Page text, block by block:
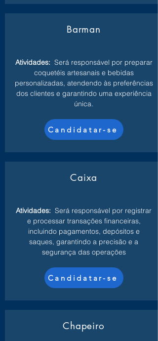
Barman
Atividades: Será responsável por preparar
coquetéis artesanais e bebidas
personalizadas, atendendo às preferências
dos clientes e garantindo uma experiência
única.
Candidatar-se
Caixa
Atividades: Será responsável por registrar
e processar transações financeiras,
incluindo pagamentos, depósitos e
saques, garantindo a precisão e a
segurança das operações
Candidatar-se
Chapeiro